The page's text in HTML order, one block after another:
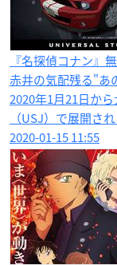
『名探偵コナン』
赤井の気配残る"あ
2020年1月21日か
（USJ）で展開さ
2020-01-15 11:55